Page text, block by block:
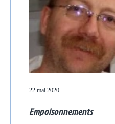
Empoisonnements
22 mai 2020